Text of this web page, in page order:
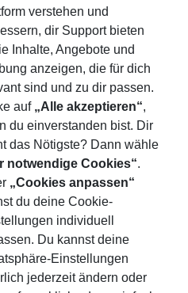
Mar Affiliated by Meliá
Mar Affiliated by Melia befindet
sind vom Hotel aus
Rambla (ca. 5 km). Für Mobilität
im Notfall befindet sich ein
(BCN) liegt in etwa 25 km
sind ausgestattet mit
(kostenlos) und Safe (kostenlos)
verstehen und
dir Support bieten
Inhalte, Angebote und
anzeigen, die für dich
sind und zu dir passen.
auf „Alle akzeptieren“,
du einverstanden bist. Dir
das Nötigste? Dann wähle
notwendige Cookies“.
„Cookies anpassen“
du deine Cookie-
individuell
Du kannst deine
Einstellungen
jederzeit ändern oder